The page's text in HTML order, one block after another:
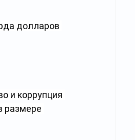
долларов
и коррупция
размере